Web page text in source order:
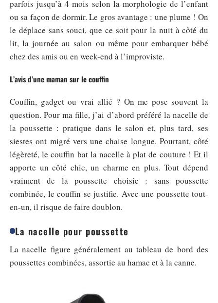
parfois jusqu’à 4 mois selon la morphologie de l’enfant
ou sa façon de dormir. Le gros avantage : une plume ! On
le déplace sans souci, que ce soit pour la nuit à côté du
lit, la journée au salon ou même pour embarquer bébé
chez des amis ou en week-end à l’improviste.
L’avis d’une maman sur le couffin
Couffin, gadget ou vrai allié ? On me pose souvent la
question. Pour ma fille, j’ai d’abord préféré la nacelle de
la poussette : pratique dans le salon et, plus tard, ses
siestes ont migré vers une chaise longue. Pourtant, côté
légèreté, le couffin bat la nacelle à plat de couture ! Et il
apporte un côté chic, un charme en plus. Tout dépend
vraiment de la poussette choisie : sans poussette
combinée, le couffin se justifie. Avec une poussette tout-
en-un, il risque de faire doublon.
La nacelle pour poussette
La nacelle figure généralement au tableau de bord des
poussettes combinées, assortie au hamac et à la canne.